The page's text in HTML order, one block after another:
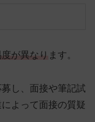
が異なり ます。
し、面接や筆記試
よって面接の質疑